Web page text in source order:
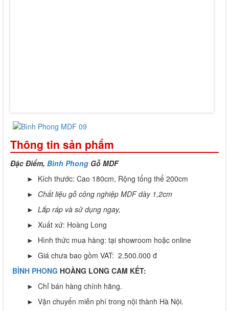
Thông tin sản phẩm
Đặc Điểm, Bình Phong Gỗ MDF
► Kích thước: Cao 180cm, Rộng tổng thể 200cm
► Chất liệu gỗ công nghiệp MDF dày 1,2cm
► Lắp ráp và sử dụng ngay,
► Xuất xứ: Hoàng Long
► Hình thức mua hàng: tại showroom hoặc online
► Giá chưa bao gồm VAT: 2.500.000 đ
BÌNH PHONG HOÀNG LONG CAM KẾT:
► Chỉ bán hàng chính hãng.
► Vận chuyển miễn phí trong nội thành Hà Nội.